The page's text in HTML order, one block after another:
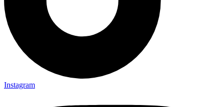
Instagram